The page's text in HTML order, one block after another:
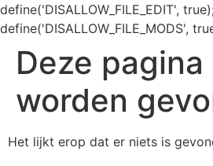
define('DISALLOW_FILE_EDIT',
define('DISALLOW_FILE_MODS',
Deze
worden
Het lijkt erop dat er niets is